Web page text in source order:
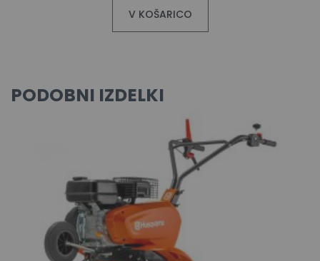
V KOŠARICO
PODOBNI IZDELKI